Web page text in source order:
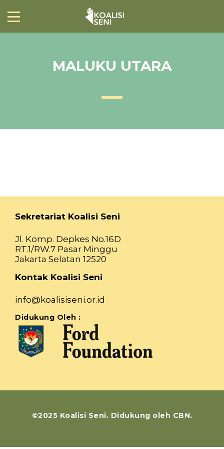
MALUKU UTARA
Sekretariat Koalisi Seni
Jl. Komp. Depkes No.16D
RT.1/RW.7 Pasar Minggu
Jakarta Selatan 12520
Kontak Koalisi Seni
info@koalisiseni.or.id
Didukung Oleh :
©2025 Koalisi Seni. Didukung oleh CBN.